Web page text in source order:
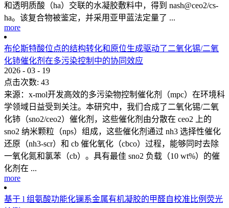
和透明质酸（ha）交联的水凝胶敷料中，得到 nash@ceo2/cs-
ha。该复合物被鉴定，并采用亚甲蓝法定量了 ...
more
布伦斯特酸位点的结构转化和原位生成驱动了二氧化锡/二氧
化铈催化剂在多污染控制中的协同效应
2026 - 03 - 19
点击次数: 43
来源：x-mol开发高效的多污染物控制催化剂（mpc）在环境科
学领域日益受到关注。本研究中，我们合成了二氧化锡/二氧
化铈（sno2/ceo2）催化剂，这些催化剂由分散在 ceo2 上的
sno2 纳米颗粒（nps）组成，这些催化剂通过 nh3 选择性催化
还原（nh3-scr）和 cb 催化氧化（cbco）过程，能够同时去除
一氧化氮和氯苯（cb）。具有最佳 sno2 负载（10 wt%）的催
化剂在 ...
more
基于 l 组氨酸功能化镧系金属有机凝胶的甲醛自校准比例荧光